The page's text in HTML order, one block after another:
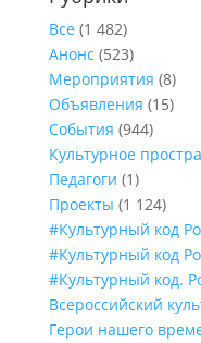
Все (1 482)
Анонс (523)
Мероприятия (8)
Объявления (15)
События (944)
Культурное
Педагоги (1)
Проекты (1 124)
#Культурный код
#Культурный код
#Культурный код.
Всероссийский
Герои нашего